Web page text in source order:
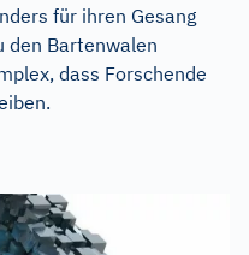
für ihren Gesang
den Bartenwalen
dass Forschende